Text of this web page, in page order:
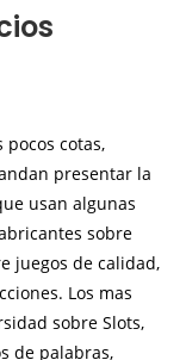
cotas,
presentar la
usan algunas
sobre
juegos de calidad,
Los mas
sobre Slots,
de palabras,